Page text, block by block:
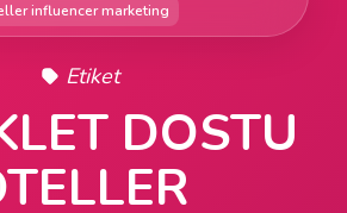
influencer marketing
Etiket
DOSTU